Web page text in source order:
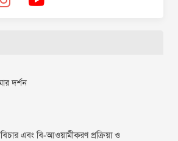
দর্শন
এবং বি-আওয়ামীকরণ প্রক্রিয়া ও